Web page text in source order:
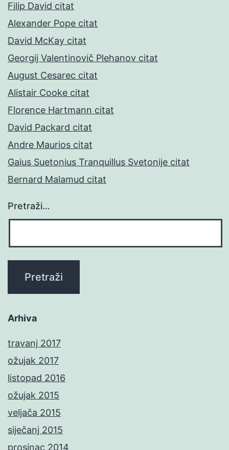
Filip David citat
Alexander Pope citat
David McKay citat
Georgij Valentinovič Plehanov citat
August Cesarec citat
Alistair Cooke citat
Florence Hartmann citat
David Packard citat
Andre Maurios citat
Gaius Suetonius Tranquillus Svetonije citat
Bernard Malamud citat
Pretraži…
Arhiva
travanj 2017
ožujak 2017
listopad 2016
ožujak 2015
veljača 2015
siječanj 2015
prosinac 2014